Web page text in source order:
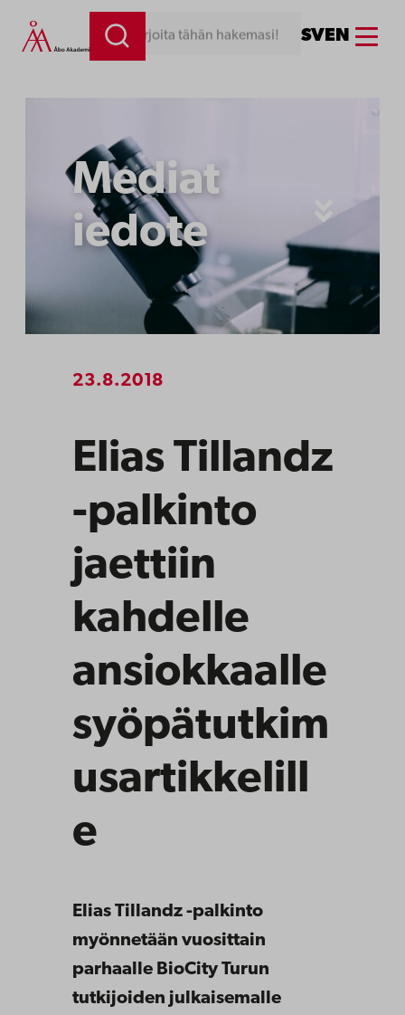
Siirry
sisältöön
Kirjoita tähän hakemasi! SVEN Menu
Mediat
iedote
23.8.2018
Elias Tillandz
-palkinto
jaettiin
kahdelle
ansiokkaalle
syöpätutkim
usartikkelill
e
Elias Tillandz -palkinto
myönnetään vuosittain
parhaalle BioCity Turun
tutkijoiden julkaisemalle